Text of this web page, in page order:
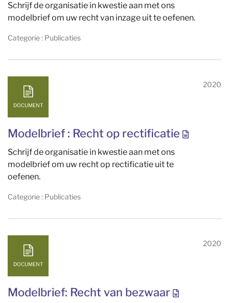
Schrijf de organisatie in kwestie aan met ons
modelbrief om uw recht van inzage uit te oefenen.
Categorie : Publicaties
DOCUMENT
Modelbrief : Recht op rectificatie
2020
Schrijf de organisatie in kwestie aan met ons
modelbrief om uw recht op rectificatie uit te
oefenen.
Categorie : Publicaties
DOCUMENT
Modelbrief: Recht van bezwaar
2020